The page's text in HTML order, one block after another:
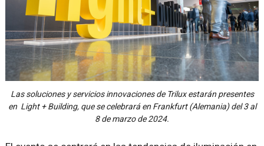
Las soluciones y servicios innovaciones de Trilux estarán presentes
en Light + Building, que se celebrará en Frankfurt (Alemania) del 3 al
8 de marzo de 2024.